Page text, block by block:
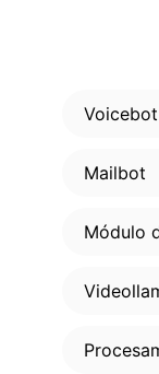
Voicebot
Mailbot
Módulo